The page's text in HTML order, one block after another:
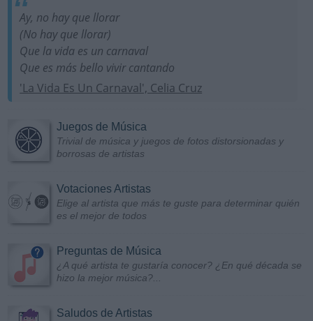
Ay, no hay que llorar
(No hay que llorar)
Que la vida es un carnaval
Que es más bello vivir cantando
'La Vida Es Un Carnaval', Celia Cruz
Juegos de Música
Trivial de música y juegos de fotos distorsionadas y
borrosas de artistas
Votaciones Artistas
Elige al artista que más te guste para determinar quién
es el mejor de todos
Preguntas de Música
¿A qué artista te gustaría conocer? ¿En qué década se
hizo la mejor música?...
Saludos de Artistas